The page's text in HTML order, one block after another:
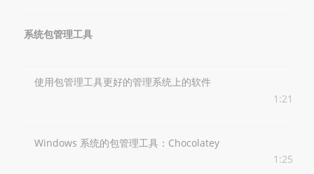
系统包管理工具
使用包管理工具更好的管理系统上的软件
1:21
Windows 系统的包管理工具：Chocolatey
1:25